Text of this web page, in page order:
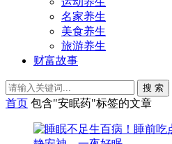
名家养生
美食养生
旅游养生
财富故事
搜 索
首页 包含"安眠药"标签的文章